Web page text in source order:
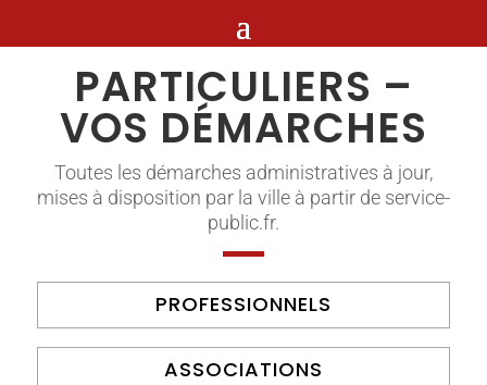
PARTICULIERS –
VOS DÉMARCHES
Toutes les démarches administratives à jour,
mises à disposition par la ville à partir de service-
public.fr.
PROFESSIONNELS
ASSOCIATIONS